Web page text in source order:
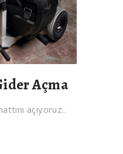
Açma
açıyoruz..